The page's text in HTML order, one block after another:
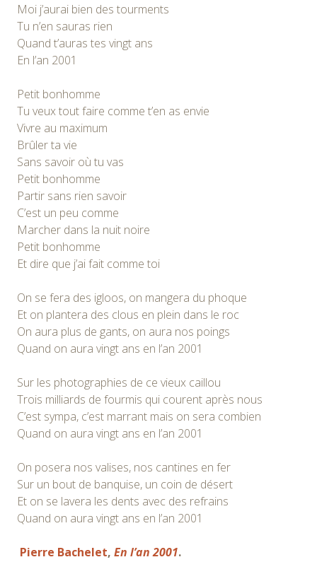
Moi j’aurai bien des tourments
Tu n’en sauras rien
Quand t’auras tes vingt ans
En l’an 2001
Petit bonhomme
Tu veux tout faire comme t’en as envie
Vivre au maximum
Brûler ta vie
Sans savoir où tu vas
Petit bonhomme
Partir sans rien savoir
C’est un peu comme
Marcher dans la nuit noire
Petit bonhomme
Et dire que j’ai fait comme toi
On se fera des igloos, on mangera du phoque
Et on plantera des clous en plein dans le roc
On aura plus de gants, on aura nos poings
Quand on aura vingt ans en l’an 2001
Sur les photographies de ce vieux caillou
Trois milliards de fourmis qui courent après nous
C’est sympa, c’est marrant mais on sera combien
Quand on aura vingt ans en l’an 2001
On posera nos valises, nos cantines en fer
Sur un bout de banquise, un coin de désert
Et on se lavera les dents avec des refrains
Quand on aura vingt ans en l’an 2001
Pierre Bachelet, En l’an 2001.